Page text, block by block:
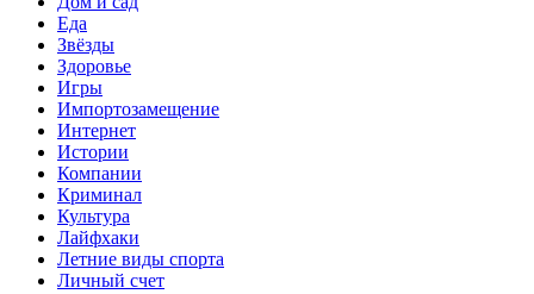
Еда
Звёзды
Здоровье
Игры
Импортозамещение
Интернет
Истории
Компании
Криминал
Культура
Лайфхаки
Летние виды спорта
Личный счет